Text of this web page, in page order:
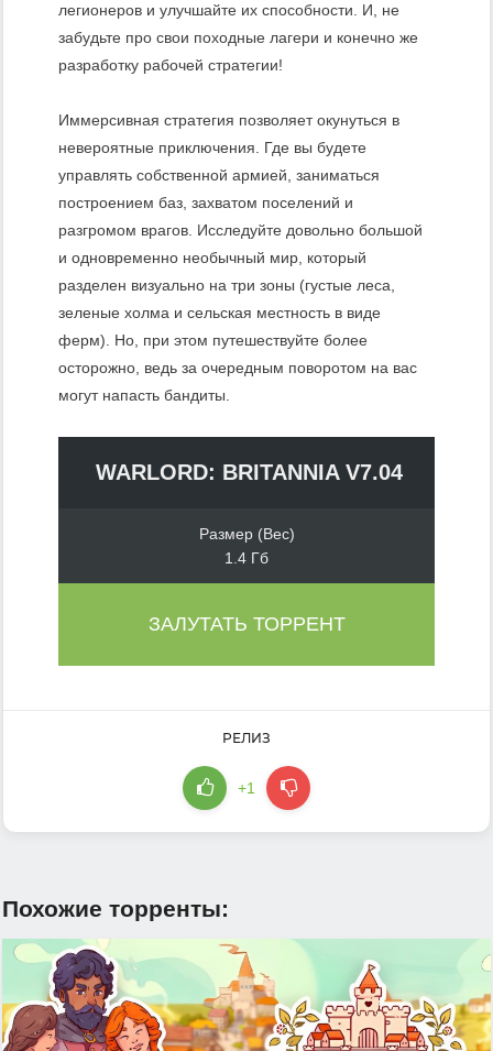
легионеров и улучшайте их способности. И, не
забудьте про свои походные лагери и конечно же
разработку рабочей стратегии!
Иммерсивная стратегия позволяет окунуться в
невероятные приключения. Где вы будете
управлять собственной армией, заниматься
построением баз, захватом поселений и
разгромом врагов. Исследуйте довольно большой
и одновременно необычный мир, который
разделен визуально на три зоны (густые леса,
зеленые холма и сельская местность в виде
ферм). Но, при этом путешествуйте более
осторожно, ведь за очередным поворотом на вас
могут напасть бандиты.
WARLORD: BRITANNIA V7.04
Размер (Вес)
1.4 Гб
ЗАЛУТАТЬ ТОРРЕНТ
РЕЛИЗ
+1
Похожие торренты: